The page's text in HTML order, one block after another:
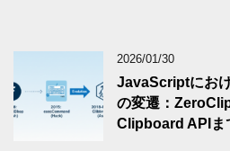
2026/01/30
JavaScriptにお
の変遷：
Clipboard APIま